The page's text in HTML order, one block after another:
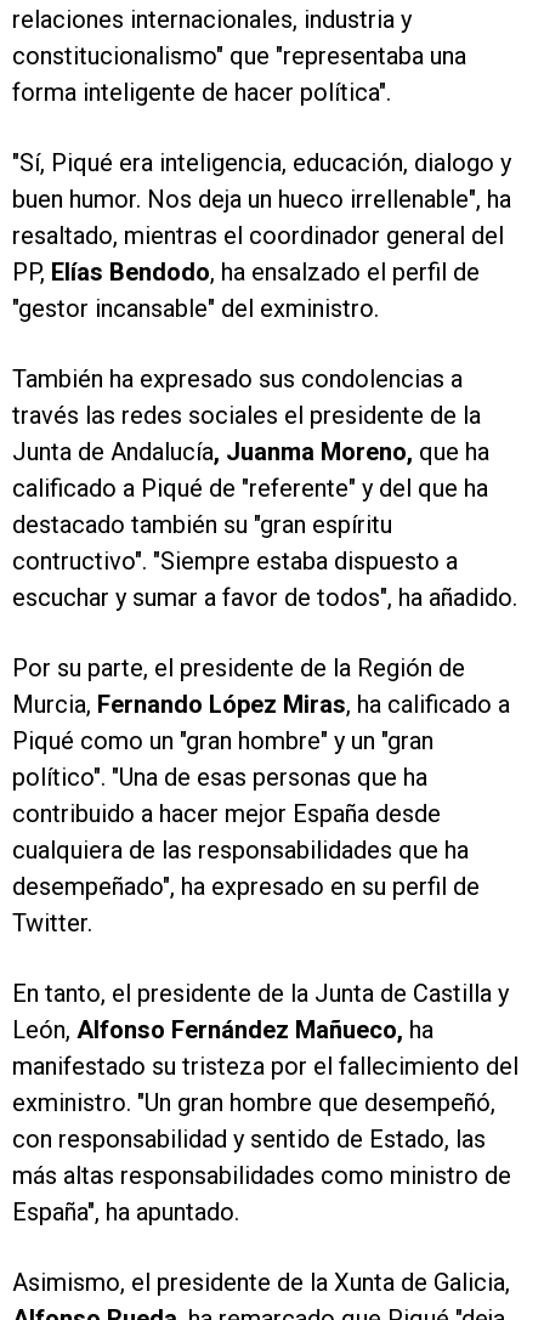
relaciones internacionales, industria y
constitucionalismo" que "representaba una
forma inteligente de hacer política".
"Sí, Piqué era inteligencia, educación, dialogo y
buen humor. Nos deja un hueco irrellenable", ha
resaltado, mientras el coordinador general del
PP, Elías Bendodo, ha ensalzado el perfil de
"gestor incansable" del exministro.
También ha expresado sus condolencias a
través las redes sociales el presidente de la
Junta de Andalucía, Juanma Moreno, que ha
calificado a Piqué de "referente" y del que ha
destacado también su "gran espíritu
contructivo". "Siempre estaba dispuesto a
escuchar y sumar a favor de todos", ha añadido.
Por su parte, el presidente de la Región de
Murcia, Fernando López Miras, ha calificado a
Piqué como un "gran hombre" y un "gran
político". "Una de esas personas que ha
contribuido a hacer mejor España desde
cualquiera de las responsabilidades que ha
desempeñado", ha expresado en su perfil de
Twitter.
En tanto, el presidente de la Junta de Castilla y
León, Alfonso Fernández Mañueco, ha
manifestado su tristeza por el fallecimiento del
exministro. "Un gran hombre que desempeñó,
con responsabilidad y sentido de Estado, las
más altas responsabilidades como ministro de
España", ha apuntado.
Asimismo, el presidente de la Xunta de Galicia,